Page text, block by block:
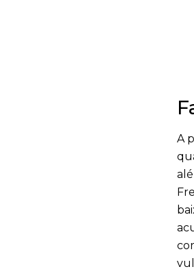
A